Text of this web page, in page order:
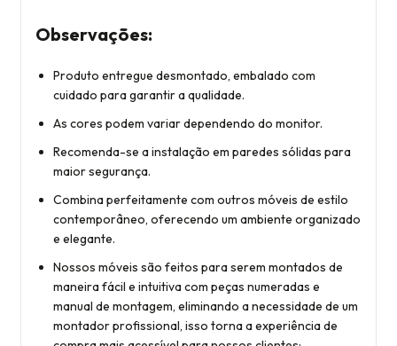
Observações:
Produto entregue desmontado, embalado com
cuidado para garantir a qualidade.
As cores podem variar dependendo do monitor.
Recomenda-se a instalação em paredes sólidas para
maior segurança.
Combina perfeitamente com outros móveis de estilo
contemporâneo, oferecendo um ambiente organizado
e elegante.
Nossos móveis são feitos para serem montados de
maneira fácil e intuitiva com peças numeradas e
manual de montagem, eliminando a necessidade de um
montador profissional, isso torna a experiência de